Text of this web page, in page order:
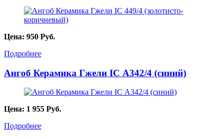
Цена: 950 Руб.
Подробнее
Ангоб Керамика Гжели IC А342/4 (синий)
Цена: 1 955 Руб.
Подробнее